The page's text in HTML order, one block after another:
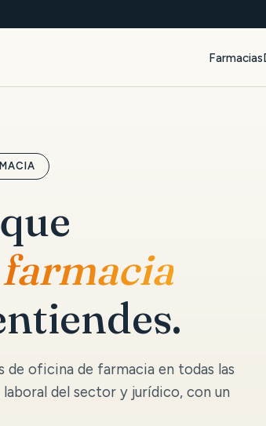
Farmacias
de oficina de farmacia en todas las
laboral del sector y jurídico, con un